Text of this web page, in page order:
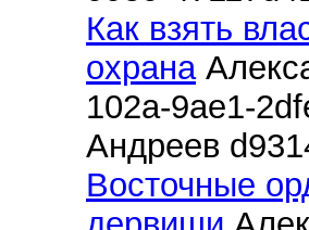
Как взять
охрана
102a-9ae1-
Андреев
Восточные